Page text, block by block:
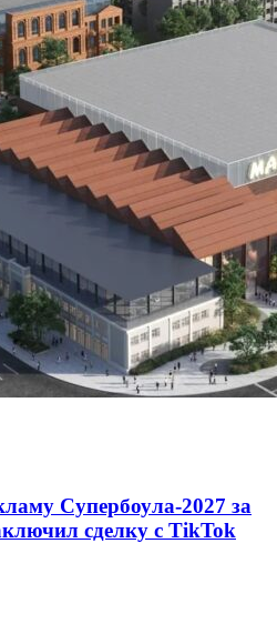
Супербоула-2027 за
сделку с TikTok